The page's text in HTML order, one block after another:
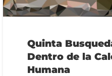
Quinta
Dentro de la
Humana